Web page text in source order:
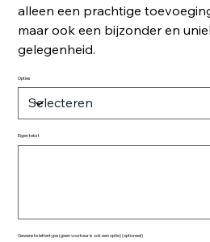
alleen een prachtige
maar ook een bijzonder en
gelegenheid.
Opties
Eigen tekst
Gewenste lettertype (geen voorkeur is ook een optie) (optioneel)